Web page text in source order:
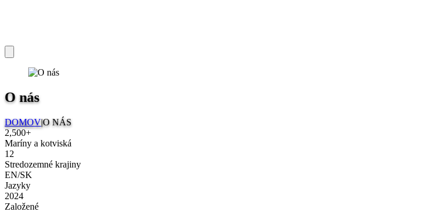
O nás
DOMOV|O NÁS
2,500+
Maríny a kotviská
12
Stredozemné krajiny
EN/SK
Jazyky
2024
Založené